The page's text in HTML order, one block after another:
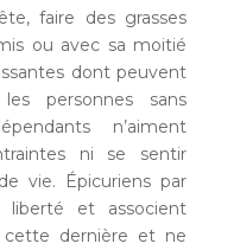
faire des grasses
ou avec sa moitié
dont peuvent
personnes sans
n’aiment
ni se sentir
vie. Épicuriens par
et associent
cette dernière et ne